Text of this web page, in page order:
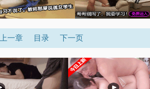
上一章 目录 下一页